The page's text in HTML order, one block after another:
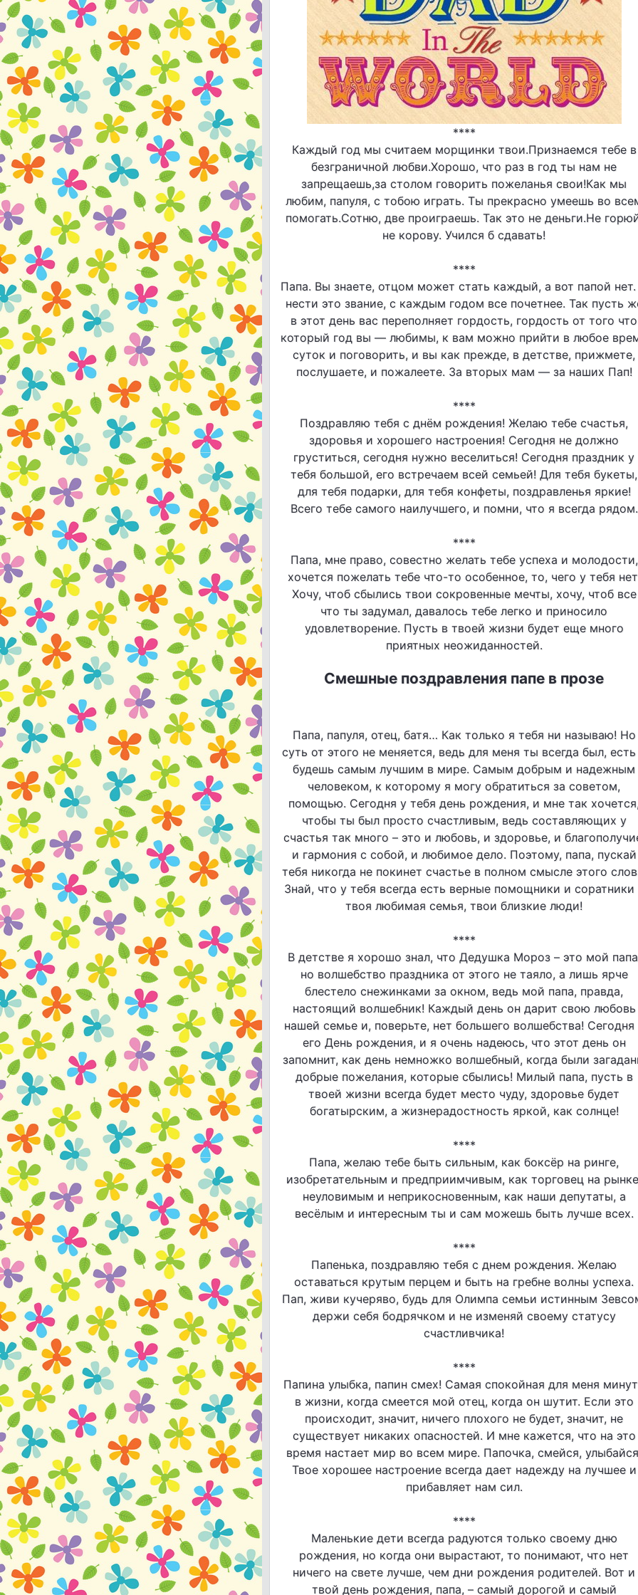
****
Каждый год мы считаем морщинки твои.Признаемся тебе в
безграничной любви.Хорошо, что раз в год ты нам не
запрещаешь,за столом говорить пожеланья свои!Как мы
любим, папуля, с тобою играть. Ты прекрасно умеешь во
помогать.Сотню, две проиграешь. Так это не деньги.Не
не корову. Учился б сдавать!
****
Папа. Вы знаете, отцом может стать каждый, а вот папой
нести это звание, с каждым годом все почетнее. Так пусть
в этот день вас переполняет гордость, гордость от того что
который год вы — любимы, к вам можно прийти в любое
суток и поговорить, и вы как прежде, в детстве, прижмете,
послушаете, и пожалеете. За вторых мам — за наших Пап!
****
Поздравляю тебя с днём рождения! Желаю тебе счастья,
здоровья и хорошего настроения! Сегодня не должно
груститься, сегодня нужно веселиться! Сегодня праздник у
тебя большой, его встречаем всей семьей! Для тебя букеты,
для тебя подарки, для тебя конфеты, поздравленья яркие!
Всего тебе самого наилучшего, и помни, что я всегда рядом.
****
Папа, мне право, совестно желать тебе успеха и молодости,
хочется пожелать тебе что-то особенное, то, чего у тебя
Хочу, чтоб сбылись твои сокровенные мечты, хочу, чтоб все
что ты задумал, давалось тебе легко и приносило
удовлетворение. Пусть в твоей жизни будет еще много
приятных неожиданностей.
Смешные поздравления папе в прозе
Папа, папуля, отец, батя… Как только я тебя ни называю! Но
суть от этого не меняется, ведь для меня ты всегда был,
будешь самым лучшим в мире. Самым добрым и надежным
человеком, к которому я могу обратиться за советом,
помощью. Сегодня у тебя день рождения, и мне так
чтобы ты был просто счастливым, ведь составляющих у
счастья так много – это и любовь, и здоровье, и
и гармония с собой, и любимое дело. Поэтому, папа, пускай
тебя никогда не покинет счастье в полном смысле этого
Знай, что у тебя всегда есть верные помощники и соратники
твоя любимая семья, твои близкие люди!
****
В детстве я хорошо знал, что Дедушка Мороз – это мой
но волшебство праздника от этого не таяло, а лишь ярче
блестело снежинками за окном, ведь мой папа, правда,
настоящий волшебник! Каждый день он дарит свою любовь
нашей семье и, поверьте, нет большего волшебства! Сегодня
его День рождения, и я очень надеюсь, что этот день он
запомнит, как день немножко волшебный, когда были
добрые пожелания, которые сбылись! Милый папа, пусть в
твоей жизни всегда будет место чуду, здоровье будет
богатырским, а жизнерадостность яркой, как солнце!
****
Папа, желаю тебе быть сильным, как боксёр на ринге,
изобретательным и предприимчивым, как торговец на
неуловимым и неприкосновенным, как наши депутаты, а
весёлым и интересным ты и сам можешь быть лучше всех.
****
Папенька, поздравляю тебя с днем рождения. Желаю
оставаться крутым перцем и быть на гребне волны успеха.
Пап, живи кучеряво, будь для Олимпа семьи истинным
держи себя бодрячком и не изменяй своему статусу
счастливчика!
****
Папина улыбка, папин смех! Самая спокойная для меня
в жизни, когда смеется мой отец, когда он шутит. Если это
происходит, значит, ничего плохого не будет, значит, не
существует никаких опасностей. И мне кажется, что на это
время настает мир во всем мире. Папочка, смейся,
Твое хорошее настроение всегда дает надежду на лучшее и
прибавляет нам сил.
****
Маленькие дети всегда радуются только своему дню
рождения, но когда они вырастают, то понимают, что нет
ничего на свете лучше, чем дни рождения родителей. Вот и
твой день рождения, папа, – самый дорогой и самый